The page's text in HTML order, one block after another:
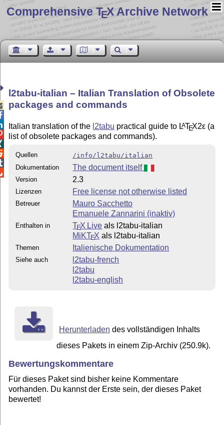
Comprehensive TEX Archive Network
l2tabu-italian – Italian Translation of Obsolete
packages and commands
Italian translation of the l2tabu practical guide to LATEX2ε (a
list of obsolete packages and commands).
Quellen
/info/l2tabu/italian
Dokumentation
The document itself
Version 2.3
Lizenzen Free license not otherwise listed
Betreuer
Mauro Sacchetto
Emanuele Zannarini (inaktiv)
Enthalten in TEX Live als l2tabu-italian
MiKTEX als l2tabu-italian
Themen Italienische Dokumentation
Siehe auch
l2tabu-french
l2tabu
l2tabu-english
Herunterladen des vollständigen Inhalts
dieses Pakets in einem Zip-Archiv (250.9k).
Bewertungskommentare
Für dieses Paket sind bisher keine Kommentare
vorhanden. Du kannst der Erste sein, der dieses Paket
bewertet!